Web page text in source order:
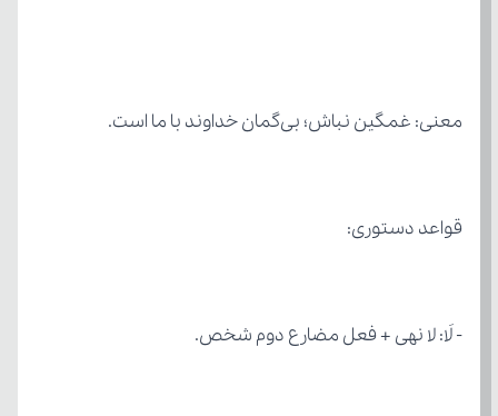
معنی: غمگین نباش؛ بی‌گمان خداوند با ما است.
قواعد دستوری:
- لَا: لا نهی + فعل مضارع دوم شخص.